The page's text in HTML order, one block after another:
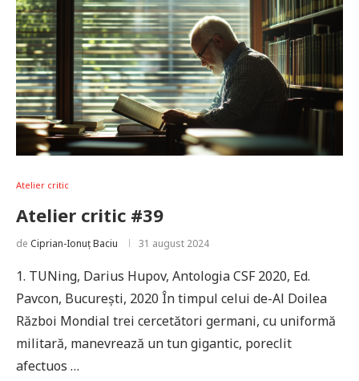
Atelier critic
Atelier critic #39
de Ciprian-Ionuț Baciu 31 august 2024
1. TUNing, Darius Hupov, Antologia CSF 2020, Ed.
Pavcon, București, 2020 În timpul celui de-Al Doilea
Război Mondial trei cercetători germani, cu uniformă
militară, manevrează un tun gigantic, poreclit
afectuos …